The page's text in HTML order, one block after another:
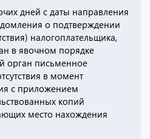
дней с даты направления
о подтверждении
налогоплательщика,
в явочном порядке
орган письменное
в момент
с приложением
копий
место нахождения